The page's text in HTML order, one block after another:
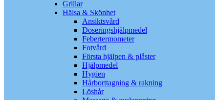
Grillar
Hälsa & Skönhet
Ansiktsvård
Doseringshjälpmedel
Febertermometer
Fotvård
Första hjälpen & plåster
Hjälpmedel
Hygien
Hårborttagning & rakning
Löshår